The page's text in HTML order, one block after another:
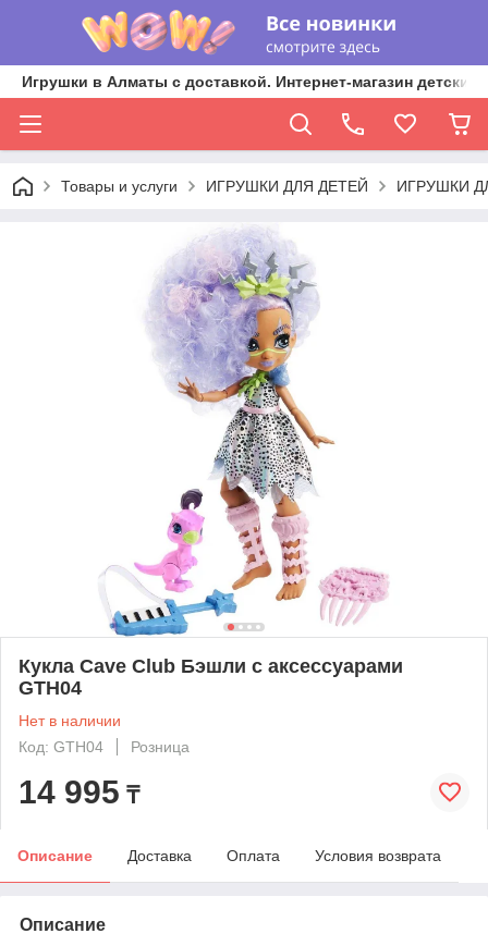
Игрушки в Алматы с доставкой. Интернет-магазин
Товары и услуги ИГРУШКИ ДЛЯ ДЕТЕЙ ИГРУШКИ
Кукла Cave Club Бэшли с аксессуарами
GTH04
Нет в наличии
Код: GTH04
Розница
14 995 ₸
Описание Доставка Оплата Условия возврата
Описание